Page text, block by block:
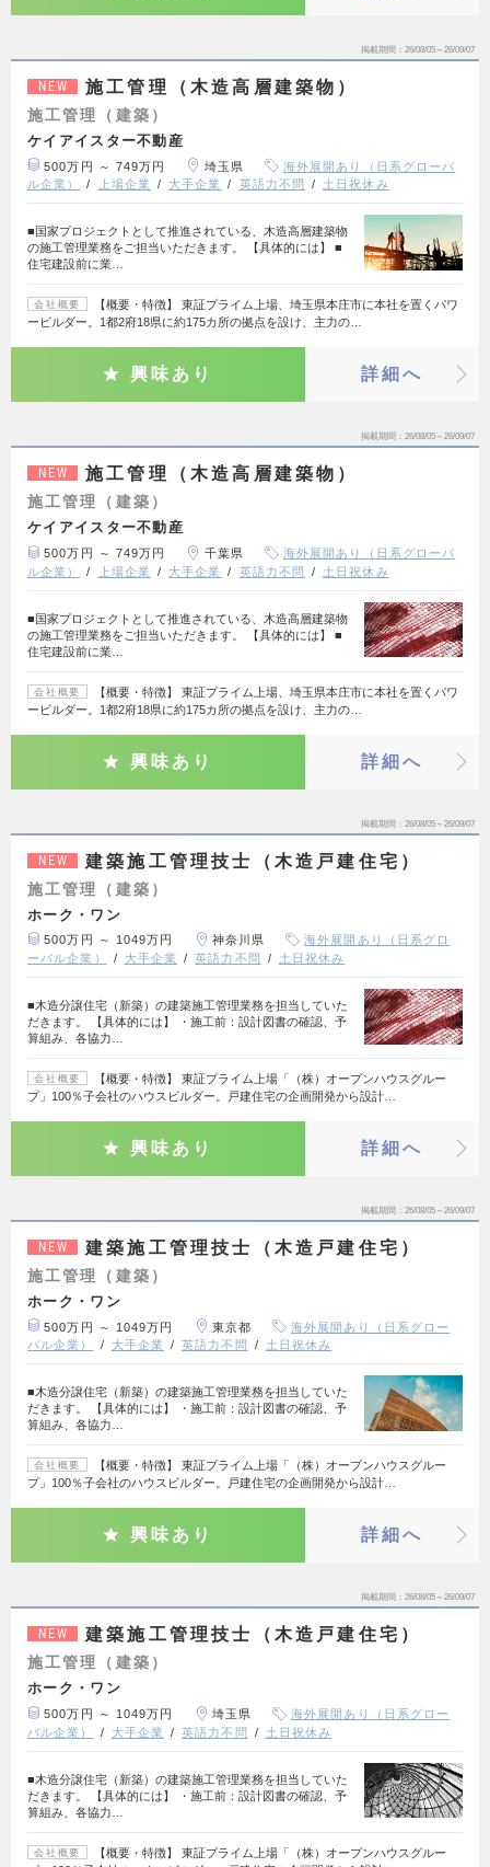
掲載期間 26/08/05～26/09/07
NEW 施工管理（木造高層建築物）
施工管理（建築）
ケイアイスター不動産
500万円 ～ 749万円 埼玉県
海外展開あり（日系グローバ
ル企業）
上場企業 大手企業 英語力不問 土日祝休み
■国家プロジェクトとして推進されている、木造高層建築物
の施工管理業務をご担当いただきます。 【具体的には】 ■
住宅建設前に業…
会社概要
【概要・特徴】 東証プライム上場、埼玉県本庄市に本社を置くパワ
ービルダー。1都2府18県に約175カ所の拠点を設け、主力の…
興味あり 詳細へ
掲載期間 26/08/05～26/09/07
NEW 施工管理（木造高層建築物）
施工管理（建築）
ケイアイスター不動産
500万円 ～ 749万円 千葉県
海外展開あり（日系グローバ
ル企業）
上場企業 大手企業 英語力不問 土日祝休み
■国家プロジェクトとして推進されている、木造高層建築物
の施工管理業務をご担当いただきます。 【具体的には】 ■
住宅建設前に業…
会社概要
【概要・特徴】 東証プライム上場、埼玉県本庄市に本社を置くパワ
ービルダー。1都2府18県に約175カ所の拠点を設け、主力の…
興味あり 詳細へ
掲載期間 26/08/05～26/09/07
NEW 建築施工管理技士（木造戸建住宅）
施工管理（建築）
ホーク・ワン
500万円 ～ 1049万円 神奈川県
海外展開あり（日系グロ
ーバル企業）
大手企業 英語力不問 土日祝休み
■木造分譲住宅（新築）の建築施工管理業務を担当していた
だきます。 【具体的には】 ・施工前：設計図書の確認、予
算組み、各協力…
会社概要
【概要・特徴】 東証プライム上場「（株）オープンハウスグルー
プ」100％子会社のハウスビルダー。戸建住宅の企画開発から設計…
興味あり 詳細へ
掲載期間 26/08/05～26/09/07
NEW 建築施工管理技士（木造戸建住宅）
施工管理（建築）
ホーク・ワン
500万円 ～ 1049万円 東京都
海外展開あり（日系グロー
バル企業）
大手企業 英語力不問 土日祝休み
■木造分譲住宅（新築）の建築施工管理業務を担当していた
だきます。 【具体的には】 ・施工前：設計図書の確認、予
算組み、各協力…
会社概要
【概要・特徴】 東証プライム上場「（株）オープンハウスグルー
プ」100％子会社のハウスビルダー。戸建住宅の企画開発から設計…
興味あり 詳細へ
掲載期間 26/08/05～26/09/07
NEW 建築施工管理技士（木造戸建住宅）
施工管理（建築）
ホーク・ワン
500万円 ～ 1049万円 埼玉県
海外展開あり（日系グロー
バル企業）
大手企業 英語力不問 土日祝休み
■木造分譲住宅（新築）の建築施工管理業務を担当していた
だきます。 【具体的には】 ・施工前：設計図書の確認、予
算組み、各協力…
会社概要
【概要・特徴】 東証プライム上場「（株）オープンハウスグルー